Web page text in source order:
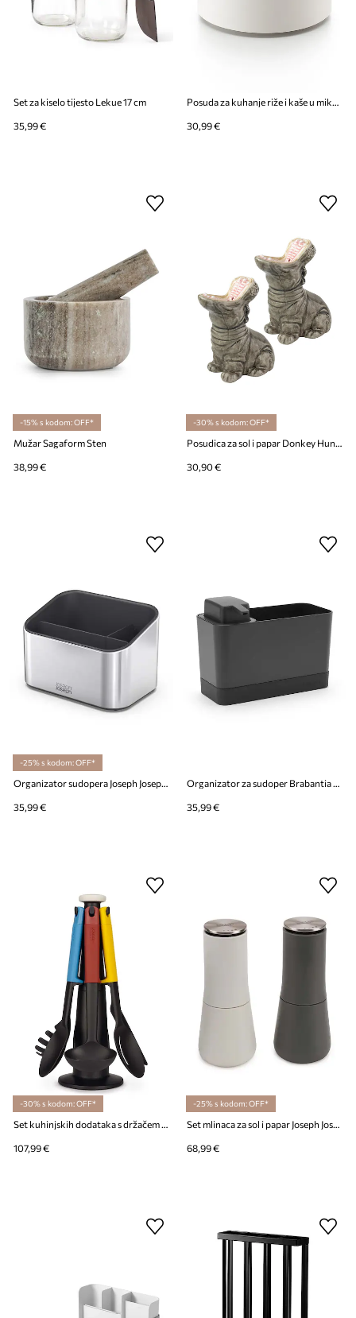
Set za kiselo tijesto Lekue 17 cm
35,99 € 30,99 €
-15% s kodom: OFF*
Mužar Sagaform Sten
38,99 €
-30% s kodom: OFF*
30,90 €
-25% s kodom: OFF*
Organizator sudopera Joseph Joseph Surface
35,99 €
Organizator za sudoper Brabantia SinkSide
35,99 €
-30% s kodom: OFF*
Set kuhinjskih dodataka s držačem Joseph Joseph Elevate™ 7-pack
107,99 €
-25% s kodom: OFF*
Set mlinaca za sol i papar Joseph Joseph Milltop
68,99 €